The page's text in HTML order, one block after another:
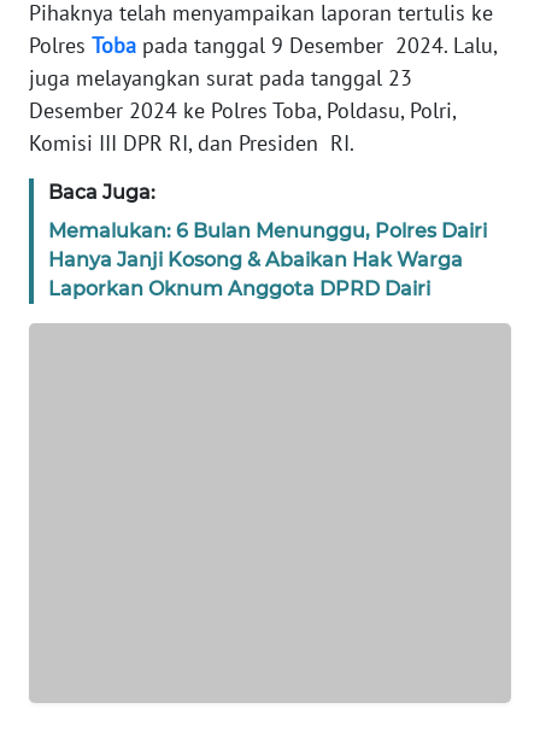
Pihaknya telah menyampaikan laporan tertulis ke
Polres Toba pada tanggal 9 Desember 2024. Lalu,
juga melayangkan surat pada tanggal 23
Desember 2024 ke Polres Toba, Poldasu, Polri,
Komisi III DPR RI, dan Presiden RI.
Baca Juga:
Memalukan: 6 Bulan Menunggu, Polres Dairi
Hanya Janji Kosong & Abaikan Hak Warga
Laporkan Oknum Anggota DPRD Dairi
WN
BANTEN
WN
WN
KEPRI